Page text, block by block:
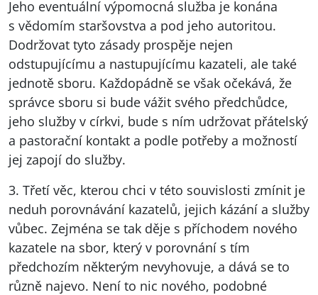
Jeho eventuální výpomocná služba je konána
s vědomím staršovstva a pod jeho autoritou.
Dodržovat tyto zásady prospěje nejen
odstupujícímu a nastupujícímu kazateli, ale také
jednotě sboru. Každopádně se však očekává, že
správce sboru si bude vážit svého předchůdce,
jeho služby v církvi, bude s ním udržovat přátelský
a pastorační kontakt a podle potřeby a možností
jej zapojí do služby.
3. Třetí věc, kterou chci v této souvislosti zmínit je
neduh porovnávání kazatelů, jejich kázání a služby
vůbec. Zejména se tak děje s příchodem nového
kazatele na sbor, který v porovnání s tím
předchozím některým nevyhovuje, a dává se to
různě najevo. Není to nic nového, podobné